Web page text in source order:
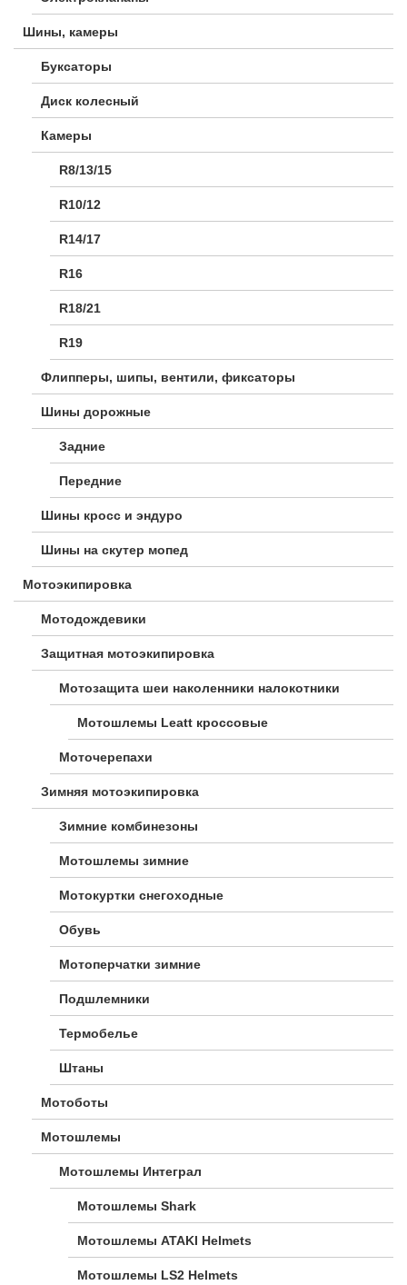
Шины, камеры
Буксаторы
Диск колесный
Камеры
R8/13/15
R10/12
R14/17
R16
R18/21
R19
Флипперы, шипы, вентили, фиксаторы
Шины дорожные
Задние
Передние
Шины кросс и эндуро
Шины на скутер мопед
Мотоэкипировка
Мотодождевики
Защитная мотоэкипировка
Мотозащита шеи наколенники налокотники
Мотошлемы Leatt кроссовые
Моточерепахи
Зимняя мотоэкипировка
Зимние комбинезоны
Мотошлемы зимние
Мотокуртки снегоходные
Обувь
Мотоперчатки зимние
Подшлемники
Термобелье
Штаны
Мотоботы
Мотошлемы
Мотошлемы Интеграл
Мотошлемы Shark
Мотошлемы ATAKI Helmets
Мотошлемы LS2 Helmets